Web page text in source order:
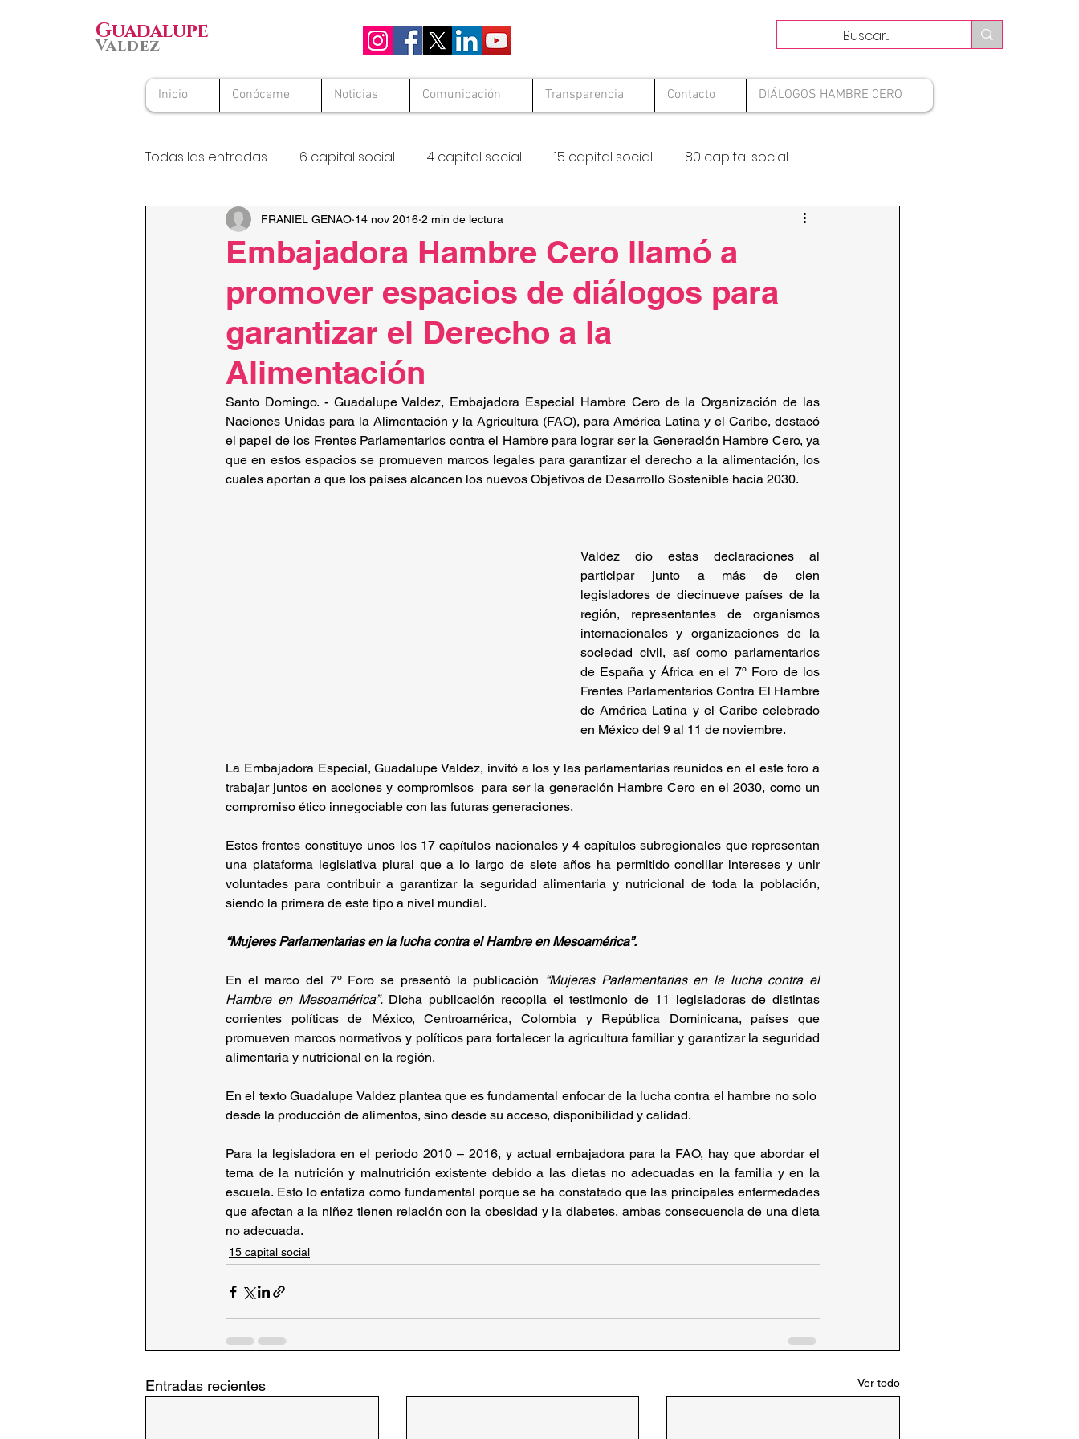
Guadalupe
Valdez
Inicio Conóceme Noticias Comunicación Transparencia Contacto DIÁLOGOS HAMBRE CERO
Todas las entradas 6 capital social 4 capital social 15 capital social 80 capital social
Premio Nacional al Voluntario Solid Hambre Cero
Embajadora Hambre Cero llamó a
promover espacios de diálogos para
garantizar el Derecho a la
Alimentación
FRANIEL GENAO 14 nov 2016 2 min de lectura
Santo Domingo. - Guadalupe Valdez, Embajadora Especial Hambre Cero de la Organización de las
Naciones Unidas para la Alimentación y la Agricultura (FAO), para América Latina y el Caribe, destacó
el papel de los Frentes Parlamentarios contra el Hambre para lograr ser la Generación Hambre Cero, ya
que en estos espacios se promueven marcos legales para garantizar el derecho a la alimentación, los
cuales aportan a que los países alcancen los nuevos Objetivos de Desarrollo Sostenible hacia 2030.
Valdez dio estas declaraciones al
participar junto a más de cien
legisladores de diecinueve países de la
región, representantes de organismos
internacionales y organizaciones de la
sociedad civil, así como parlamentarios
de España y África en el 7º Foro de los
Frentes Parlamentarios Contra El Hambre
de América Latina y el Caribe celebrado
en México del 9 al 11 de noviembre.
La Embajadora Especial, Guadalupe Valdez, invitó a los y las parlamentarias reunidos en el este foro a
trabajar juntos en acciones y compromisos  para ser la generación Hambre Cero en el 2030, como un
compromiso ético innegociable con las futuras generaciones.
Estos frentes constituye unos los 17 capítulos nacionales y 4 capítulos subregionales que representan
una plataforma legislativa plural que a lo largo de siete años ha permitido conciliar intereses y unir
voluntades para contribuir a garantizar la seguridad alimentaria y nutricional de toda la población,
siendo la primera de este tipo a nivel mundial.
“Mujeres Parlamentarias en la lucha contra el Hambre en Mesoamérica”.
En el marco del 7º Foro se presentó la publicación “Mujeres Parlamentarias en la lucha contra el
Hambre en Mesoamérica”. Dicha publicación recopila el testimonio de 11 legisladoras de distintas
corrientes políticas de México, Centroamérica, Colombia y República Dominicana, países que
promueven marcos normativos y políticos para fortalecer la agricultura familiar y garantizar la seguridad
alimentaria y nutricional en la región.
En el texto Guadalupe Valdez plantea que es fundamental enfocar de la lucha contra el hambre no solo
desde la producción de alimentos, sino desde su acceso, disponibilidad y calidad.
Para la legisladora en el periodo 2010 – 2016, y actual embajadora para la FAO, hay que abordar el
tema de la nutrición y malnutrición existente debido a las dietas no adecuadas en la familia y en la
escuela. Esto lo enfatiza como fundamental porque se ha constatado que las principales enfermedades
que afectan a la niñez tienen relación con la obesidad y la diabetes, ambas consecuencia de una dieta
no adecuada.
15 capital social
Entradas recientes Ver todo